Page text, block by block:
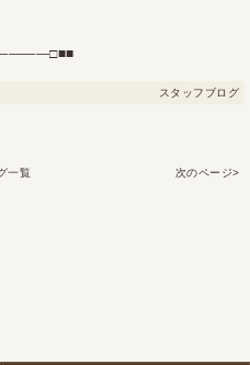
スタッフブログ
一覧 次のページ>